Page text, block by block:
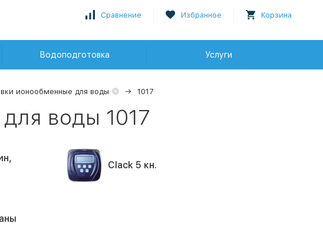
Сравнение Избранное Корзина
Водоподготовка Услуги
ионообменные для воды 1017
воды 1017
Clack 5 кн.